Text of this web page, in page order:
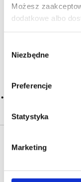
Możesz
dodatkowe albo
zgody
Niezbędne
Preferencje
Statystyka
Marketing
Czy
symb. CO2;
z dwóch, oprócz
w procesie
przed utlenianiem;
z azotem; w
dwutlenek węgla →
CZYTAJ WIĘCEJ